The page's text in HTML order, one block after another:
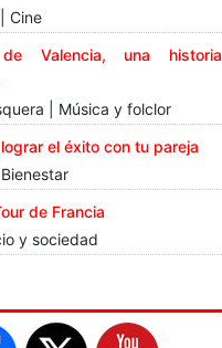
Cine
Valencia, una historia
| Música y folclor
el éxito con tu pareja
de Francia
y sociedad